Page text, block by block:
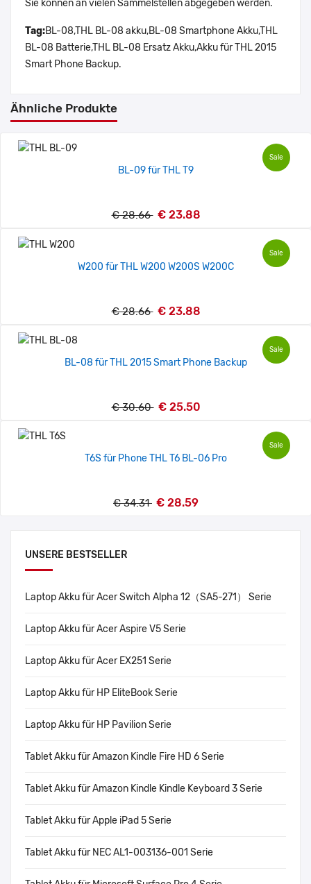
UNSERE BESTSELLER
Laptop Akku für Acer Switch Alpha 12（SA5-271） Serie
Laptop Akku für Acer Aspire V5 Serie
Laptop Akku für Acer EX251 Serie
Laptop Akku für HP EliteBook Serie
Laptop Akku für HP Pavilion Serie
Tablet Akku für Amazon Kindle Fire HD 6 Serie
Tablet Akku für Amazon Kindle Kindle Keyboard 3 Serie
Tablet Akku für Apple iPad 5 Serie
Tablet Akku für NEC AL1-003136-001 Serie
Sie können an vielen Sammelstellen abgegeben werden.
Tag:BL-08,THL BL-08 akku,BL-08 Smartphone Akku,THL
BL-08 Batterie,THL BL-08 Ersatz Akku,Akku für THL 2015
Smart Phone Backup.
Ähnliche Produkte
Sale
BL-09 für THL T9
€ 28.66 € 23.88
Sale
W200 für THL W200 W200S W200C
€ 28.66 € 23.88
Sale
BL-08 für THL 2015 Smart Phone Backup
€ 30.60 € 25.50
Sale
T6S für Phone THL T6 BL-06 Pro
€ 34.31 € 28.59